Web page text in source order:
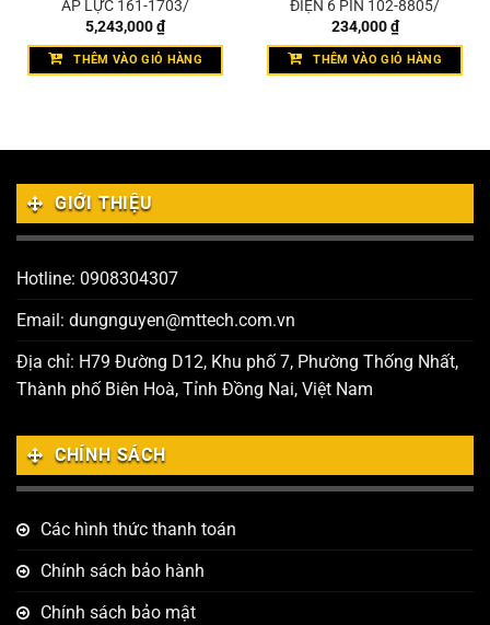
ÁP LỰC 161-1703/
5,243,000₫
THÊM VÀO GIỎ HÀNG
ĐIỆN 6 PIN 102-8805/
234,000₫
THÊM VÀO GIỎ HÀNG
GIỚI THIỆU
Hotline: 0908304307
Email: dungnguyen@mttech.com.vn
Địa chỉ: H79 Đường D12, Khu phố 7, Phường Thống Nhất,
Thành phố Biên Hoà, Tỉnh Đồng Nai, Việt Nam
CHÍNH SÁCH
Các hình thức thanh toán
Chính sách bảo hành
Chính sách bảo mật